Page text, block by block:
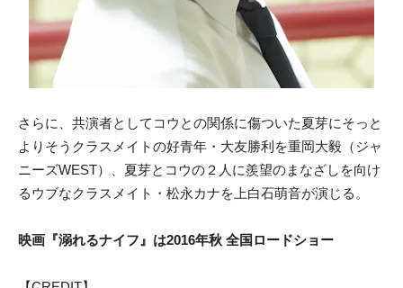
さらに、共演者としてコウとの関係に傷ついた夏芽にそっと
よりそうクラスメイトの好青年・大友勝利を重岡大毅（ジャ
ニーズWEST）、夏芽とコウの２人に羨望のまなざしを向け
るウブなクラスメイト・松永カナを上白石萌音が演じる。
映画『溺れるナイフ』は2016年秋 全国ロードショー